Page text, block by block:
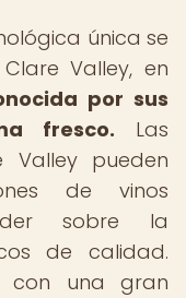
única se
Valley, en
por sus
fresco. Las
Valley pueden
de vinos
sobre la
de calidad.
con una gran